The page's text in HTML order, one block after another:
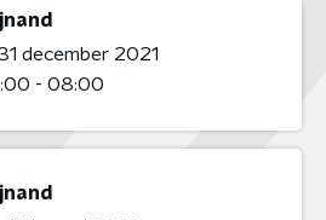
december 2021
- 08:00